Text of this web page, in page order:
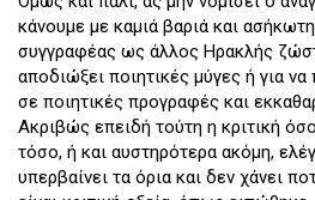
κάνουμε με καμιά βαριά και
συγγραφέας ως άλλος Ηρακλής
αποδιώξει ποιητικές μύγες ή για
σε ποιητικές προγραφές και
Ακριβώς επειδή τούτη η κριτική
τόσο, ή και αυστηρότερα ακόμη,
υπερβαίνει τα όρια και δεν χάνει